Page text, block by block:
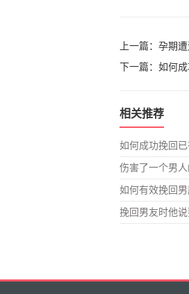
上一篇： 孕期遭
下一篇： 如何
相关推荐
如何成功挽回
伤害了一个男
如何有效挽回
挽回男友时他